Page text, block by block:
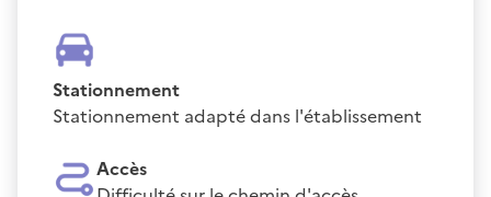
Stationnement
Stationnement adapté dans l'établissement
Accès